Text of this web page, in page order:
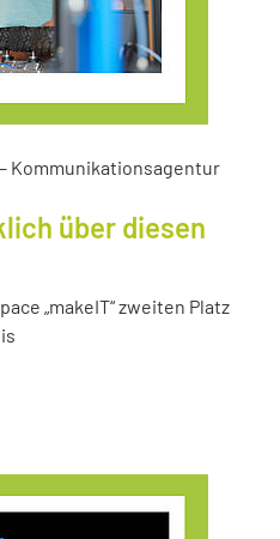
Kommunikationsagentur
über diesen
„makeIT“ zweiten Platz